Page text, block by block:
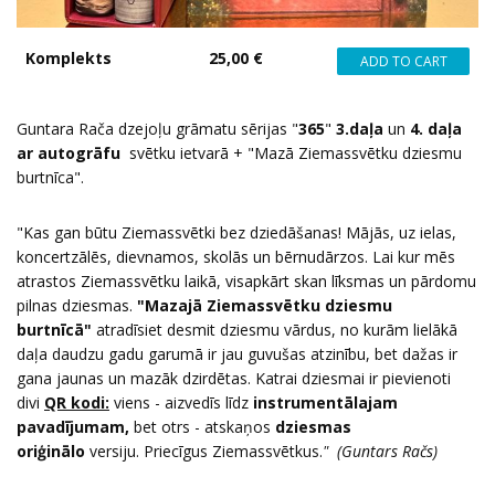
Komplekts 25,00 €
Guntara Rača dzejoļu grāmatu sērijas "365" 3.daļa un 4. daļa
ar autogrāfu svētku ietvarā + "Mazā Ziemassvētku dziesmu
burtnīca".
"Kas gan būtu Ziemassvētki bez dziedāšanas! Mājās, uz ielas,
koncertzālēs, dievnamos, skolās un bērnudārzos. Lai kur mēs
atrastos Ziemassvētku laikā, visapkārt skan līksmas un pārdomu
pilnas dziesmas. "Mazajā Ziemassvētku dziesmu
burtnīcā" atradīsiet desmit dziesmu vārdus, no kurām lielākā
daļa daudzu gadu garumā ir jau guvušas atzinību, bet dažas ir
gana jaunas un mazāk dzirdētas. Katrai dziesmai ir pievienoti
divi QR kodi: viens - aizvedīs līdz instrumentālajam
pavadījumam, bet otrs - atskaņos dziesmas
oriģinālo versiju. Priecīgus Ziemassvētkus." (Guntars Račs)